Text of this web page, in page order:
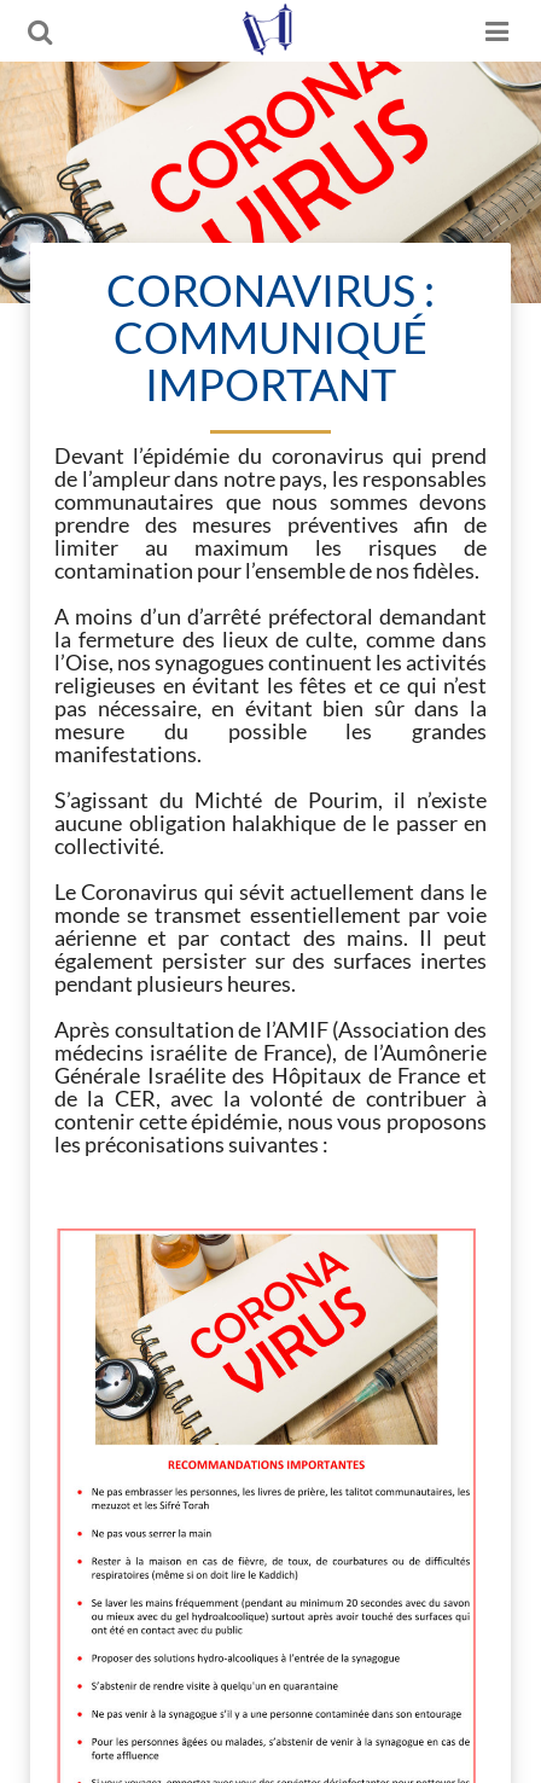
CORONAVIRUS :
COMMUNIQUÉ
IMPORTANT
Devant l’épidémie du coronavirus qui prend
de l’ampleur dans notre pays, les responsables
communautaires que nous sommes devons
prendre des mesures préventives afin de
limiter au maximum les risques de
contamination pour l’ensemble de nos fidèles.
A moins d’un d’arrêté préfectoral demandant
la fermeture des lieux de culte, comme dans
l’Oise, nos synagogues continuent les activités
religieuses en évitant les fêtes et ce qui n’est
pas nécessaire, en évitant bien sûr dans la
mesure du possible les grandes
manifestations.
S’agissant du Michté de Pourim, il n’existe
aucune obligation halakhique de le passer en
collectivité.
Le Coronavirus qui sévit actuellement dans le
monde se transmet essentiellement par voie
aérienne et par contact des mains. Il peut
également persister sur des surfaces inertes
pendant plusieurs heures.
Après consultation de l’AMIF (Association des
médecins israélite de France), de l’Aumônerie
Générale Israélite des Hôpitaux de France et
de la CER, avec la volonté de contribuer à
contenir cette épidémie, nous vous proposons
les préconisations suivantes :